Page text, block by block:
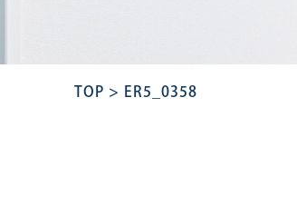
TOP > ER5_0358